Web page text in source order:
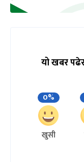
यो खबर
0%
खुसी